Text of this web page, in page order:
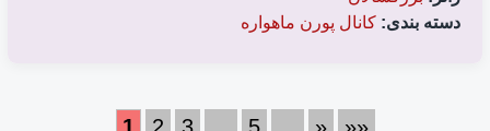
دسته بندی: کانال پورن ماهواره